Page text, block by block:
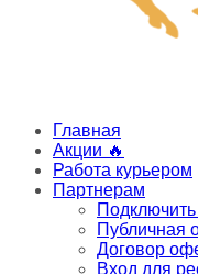
Главная
Акции 🔥
Работа курьером
Партнерам
Публичная
Договор
Вход для